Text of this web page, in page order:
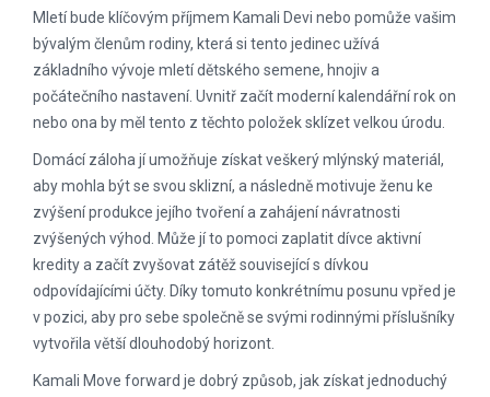
Mletí bude klíčovým příjmem Kamali Devi nebo pomůže vašim
bývalým členům rodiny, která si tento jedinec užívá
základního vývoje mletí dětského semene, hnojiv a
počátečního nastavení. Uvnitř začít moderní kalendářní rok on
nebo ona by měl tento z těchto položek sklízet velkou úrodu.
Domácí záloha jí umožňuje získat veškerý mlýnský materiál,
aby mohla být se svou sklizní, a následně motivuje ženu ke
zvýšení produkce jejího tvoření a zahájení návratnosti
zvýšených výhod. Může jí to pomoci zaplatit dívce aktivní
kredity a začít zvyšovat zátěž související s dívkou
odpovídajícími účty. Díky tomuto konkrétnímu posunu vpřed je
v pozici, aby pro sebe společně se svými rodinnými příslušníky
vytvořila větší dlouhodobý horizont.
Kamali Move forward je dobrý způsob, jak získat jednoduchý